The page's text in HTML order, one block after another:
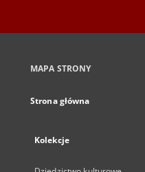
MAPA STRONY
Strona główna
Kolekcje